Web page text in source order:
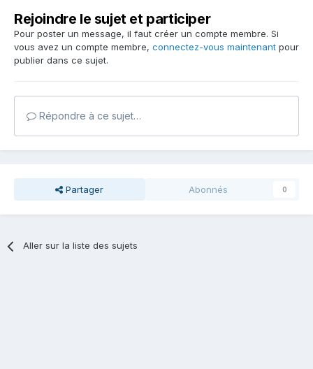
Rejoindre le sujet et participer
Pour poster un message, il faut créer un compte membre. Si
vous avez un compte membre, connectez-vous maintenant pour
publier dans ce sujet.
Répondre à ce sujet…
Partager Abonnés 0
Aller sur la liste des sujets